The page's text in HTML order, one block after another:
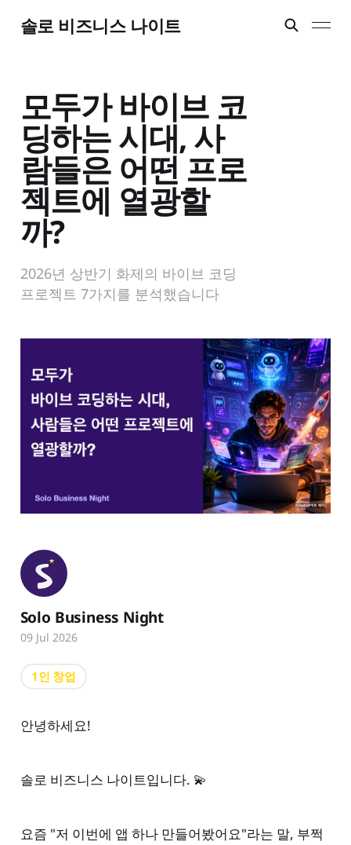
솔로 비즈니스 나이트
모두가 바이브 코
딩하는 시대, 사
람들은 어떤 프로
젝트에 열광할
까?
2026년 상반기 화제의 바이브 코딩
프로젝트 7가지를 분석했습니다
안녕하세요!
솔로 비즈니스 나이트입니다. 💫
요즘 "저 이번에 앱 하나 만들어봤어요"라는 말, 부쩍
Solo Business Night
09 Jul 2026
1인 창업